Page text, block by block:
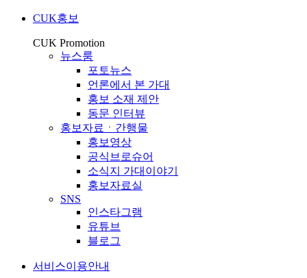
CUK홍보
CUK Promotion
뉴스룸
포토뉴스
언론에서 본 가대
홍보 소재 제안
동문 인터뷰
홍보자료ㆍ간행물
홍보영상
공식브로슈어
소식지 가대이야기
홍보자료실
SNS
인스타그램
유튜브
블로그
서비스이용안내